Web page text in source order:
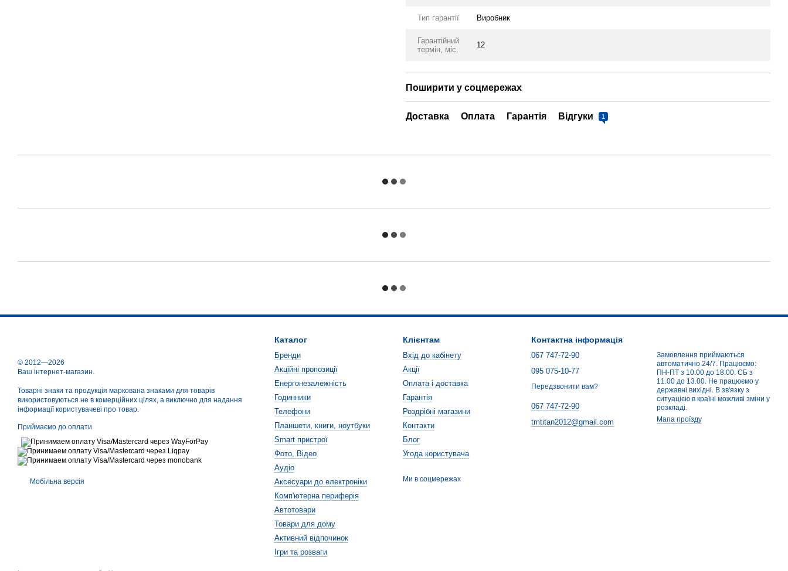
Тип гарантії Виробник
Гарантійний
термін, міс.
12
Поширити у соцмережах
Доставка Оплата Гарантія Відгуки 1
© 2012—2026
Ваш інтернет-магазин.
Товарні знаки та продукція маркована знаками для товарів
використовуються не в комерційних цілях, а виключно для надання
інформації користувачеві про товар.
Приймаємо до оплати
Мобільна версія
Каталог
Бренди
Акційні пропозиції
Енергонезалежність
Годинники
Телефони
Планшети, книги, ноутбуки
Smart пристрої
Фото, Відео
Аудіо
Аксесуари до електроніки
Комп'ютерна периферія
Автотовари
Товари для дому
Активний відпочинок
Ігри та розваги
Клієнтам
Вхід до кабінету
Акції
Оплата і доставка
Гарантія
Роздрібні магазини
Контакти
Блог
Угода користувача
Ми в соцмережах
Контактна інформація
067 747-72-90
095 075-10-77
Передзвонити вам?
067 747-72-90
tmtitan2012@gmail.com
Замовлення приймаються
автоматично 24/7. Працюємо:
ПН-ПТ з 10.00 до 18.00. СБ з
11.00 до 13.00. Не працюємо у
державні вихідні. В зв'язку з
ситуацією в країні можливі зміни у
розкладі.
Мапа проїзду